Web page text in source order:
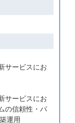
サービスにお
サービスにお
の信頼性・パ
運用